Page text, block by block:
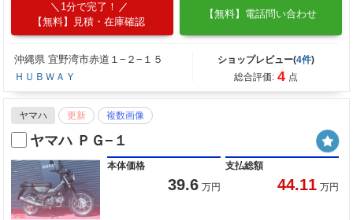
1分で完了！
【無料】見積・在庫確認
【無料】電話問い合わせ
沖縄県 宜野湾市赤道１−２−１５
ＨＵＢＷＡＹ
ショップレビュー(4件)
総合評価: 4 点
ヤマハ 更新 複数画像
ヤマハ ＰＧ−１
本体価格
39.6 万円
支払総額
44.11 万円